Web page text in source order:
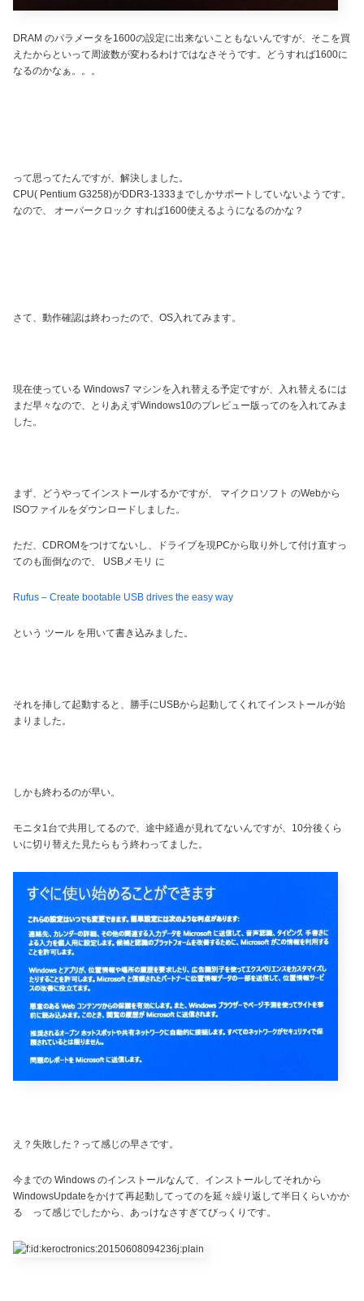
DRAM のパラメータを1600の設定に出来ないこともないんですが、そこを買
えたからといって周波数が変わるわけではなさそうです。どうすれば1600に
なるのかなぁ。。。
って思ってたんですが、解決しました。
CPU( Pentium G3258)がDDR3-1333までしかサポートしていないようです。
なので、 オーバークロック すれば1600使えるようになるのかな？
さて、動作確認は終わったので、OS入れてみます。
現在使っている Windows7 マシンを入れ替える予定ですが、入れ替えるには
まだ早々なので、とりあえずWindows10のプレビュー版ってのを入れてみま
した。
まず、どうやってインストールするかですが、 マイクロソフト のWebから
ISOファイルをダウンロードしました。
ただ、CDROMをつけてないし、ドライブを現PCから取り外して付け直すっ
てのも面倒なので、 USBメモリ に
Rufus – Create bootable USB drives the easy way
という ツール を用いて書き込みました。
それを挿して起動すると、勝手にUSBから起動してくれてインストールが始
まりました。
しかも終わるのが早い。
モニタ1台で共用してるので、途中経過が見れてないんですが、10分後くら
いに切り替えた見たらもう終わってました。
え？失敗した？って感じの早さです。
今までの Windows のインストールなんて、インストールしてそれから
WindowsUpdateをかけて再起動してってのを延々繰り返して半日くらいかか
る って感じでしたから、あっけなさすぎてびっくりです。